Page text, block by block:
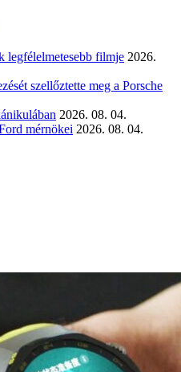
legfélelmetesebb filmje 2026.
szellőztette meg a Porsche
2026. 08. 04.
mérnökei 2026. 08. 04.